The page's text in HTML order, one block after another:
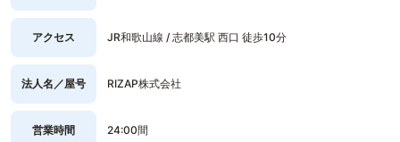
アクセス JR和歌山線 / 志都美駅 西口 徒歩10分
法人名／屋号 RIZAP株式会社
営業時間 24:00間